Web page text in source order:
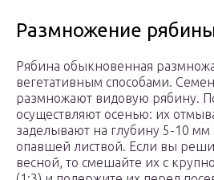
Размножение
Рябина обыкновенная
вегетативным способами.
размножают видовую рябину.
осуществляют осенью: их
заделывают на глубину 5-10 мм
опавшей листвой. Если вы
весной, то смешайте их с